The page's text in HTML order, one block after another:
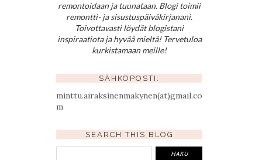
remontoidaan ja tuunataan. Blogi toimii
remontti- ja sisustuspäiväkirjanani.
Toivottavasti löydät blogistani
inspiraatiota ja hyvää mieltä! Tervetuloa
kurkistamaan meille!
SÄHKÖPOSTI:
minttu.airaksinenmakynen(at)gmail.co
m
SEARCH THIS BLOG